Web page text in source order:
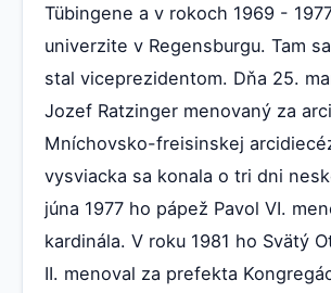
Tübingene a v rokoch 1969 -
univerzite v Regensburgu. Tam
stal viceprezidentom. Dňa 25.
Jozef Ratzinger menovaný za
Mníchovsko-freisinskej
vysviacka sa konala o tri dni
júna 1977 ho pápež Pavol VI.
kardinála. V roku 1981 ho Svätý
II. menoval za prefekta